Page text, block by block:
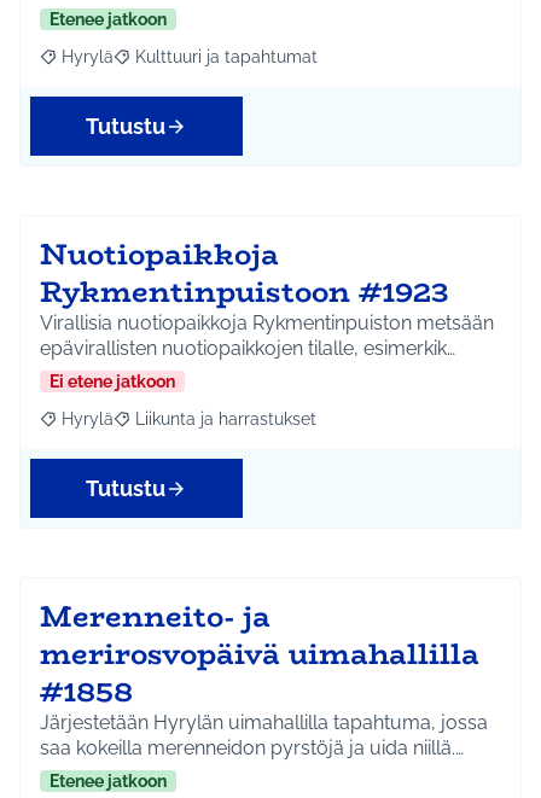
Etenee jatkoon
Rajaa tulokset aihepiirin mukaan: Hyrylä
Hyrylä Rajaa tulokset teeman mukaan: Kulttuuri ja
Kulttuuri ja tapahtumat
Tutustu
Nuotiopaikkoja
Rykmentinpuistoon #1923
Virallisia nuotiopaikkoja Rykmentinpuiston metsään
epävirallisten nuotiopaikkojen tilalle, esimerkik…
Ei etene jatkoon
Rajaa tulokset aihepiirin mukaan: Hyrylä
Hyrylä Rajaa tulokset teeman mukaan: Liikunta ja
Liikunta ja harrastukset
Tutustu
Merenneito- ja
merirosvopäivä uimahallilla
#1858
Järjestetään Hyrylän uimahallilla tapahtuma, jossa
saa kokeilla merenneidon pyrstöjä ja uida niillä.…
Etenee jatkoon